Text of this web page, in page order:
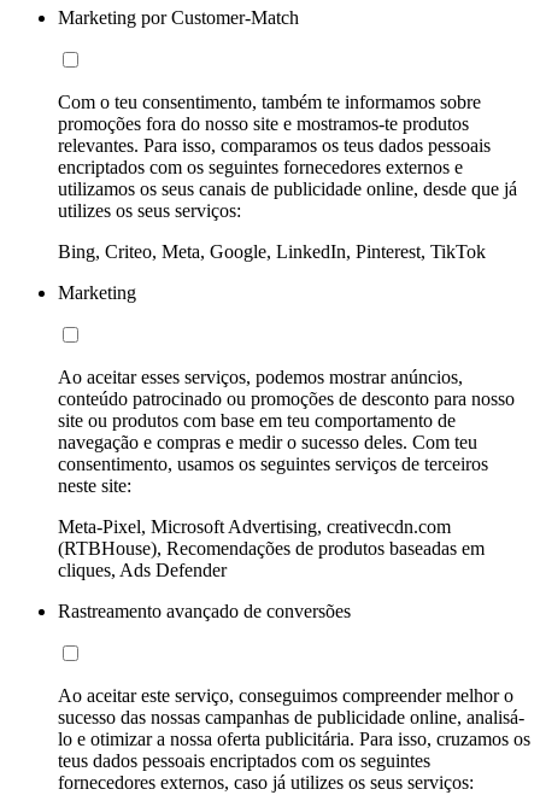
Marketing por Customer-Match
Com o teu consentimento, também te informamos sobre
promoções fora do nosso site e mostramos-te produtos
relevantes. Para isso, comparamos os teus dados pessoais
encriptados com os seguintes fornecedores externos e
utilizamos os seus canais de publicidade online, desde que já
utilizes os seus serviços:
Bing, Criteo, Meta, Google, LinkedIn, Pinterest, TikTok
Marketing
Ao aceitar esses serviços, podemos mostrar anúncios,
conteúdo patrocinado ou promoções de desconto para nosso
site ou produtos com base em teu comportamento de
navegação e compras e medir o sucesso deles. Com teu
consentimento, usamos os seguintes serviços de terceiros
neste site:
Meta-Pixel, Microsoft Advertising, creativecdn.com
(RTBHouse), Recomendações de produtos baseadas em
cliques, Ads Defender
Rastreamento avançado de conversões
Ao aceitar este serviço, conseguimos compreender melhor o
sucesso das nossas campanhas de publicidade online, analisá-
lo e otimizar a nossa oferta publicitária. Para isso, cruzamos os
teus dados pessoais encriptados com os seguintes
fornecedores externos, caso já utilizes os seus serviços: